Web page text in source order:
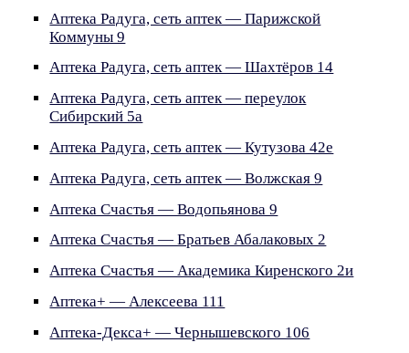
Аптека Радуга, сеть аптек — Парижской
Коммуны 9
Аптека Радуга, сеть аптек — Шахтёров 14
Аптека Радуга, сеть аптек — переулок
Сибирский 5а
Аптека Радуга, сеть аптек — Кутузова 42е
Аптека Радуга, сеть аптек — Волжская 9
Аптека Счастья — Водопьянова 9
Аптека Счастья — Братьев Абалаковых 2
Аптека Счастья — Академика Киренского 2и
Аптека+ — Алексеева 111
Аптека-Декса+ — Чернышевского 106